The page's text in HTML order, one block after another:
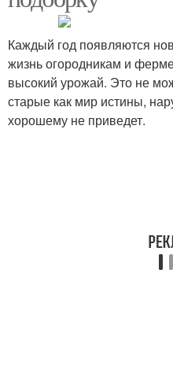
Каждый год появляются
жизнь огородникам и
высокий урожай. Это не
старые как мир истины,
хорошему не приведет.